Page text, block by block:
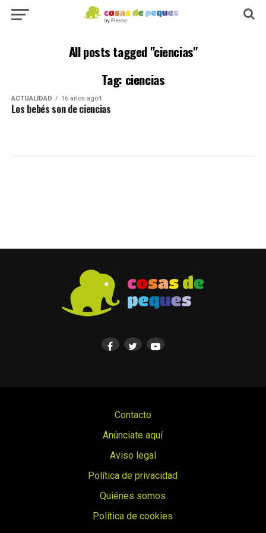
All posts tagged "ciencias"
Tag: ciencias
ACTUALIDAD 16 años ago4
Los bebés son de ciencias
Contacto
Anúnciate aquí
Aviso legal
Política de privacidad
Quiénes somos
Política de cookies